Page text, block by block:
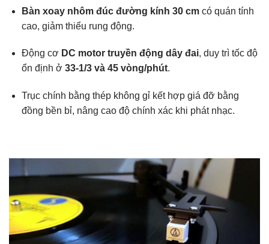
Bàn xoay nhôm đúc đường kính 30 cmcó quán tính
cao, giảm thiểu rung động.
Động cơ DC motor truyền động dây đai, duy trì tốc độ
ổn định ở 33-1/3 và 45 vòng/phút.
Trục chính bằng thép không gỉ kết hợp giá đỡ bằng
đồng bền bỉ, nâng cao độ chính xác khi phát nhạc.